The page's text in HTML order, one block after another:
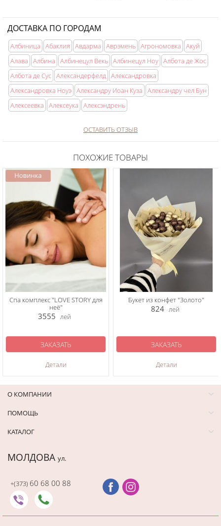
ДОСТАВКА ПО ГОРОДАМ
Албиница Абаклия Авдарма Аврэмень Агрономовка
Акуй
Алава
Албина Албинецул Векь Албинецул Ноу Албота де Жос
Албота де Сус Александерфелд Александровка
Александровка Ноуэ Александру Иоан Куза
Александру чел Бун
Алексеевка
Алексеука Алексэндрень
ОСТАВИТЬ ОТЗЫВ
ПОХОЖИЕ ТОВАРЫ
Спа комплекс "LOVE STORY для
неё"
3555 лей
Детали
ЗАКАЗАТЬ
Букет из конфет "Золото"
824 лей
Детали
ЗАКАЗАТЬ
О КОМПАНИИ
ПОМОЩЬ
КАТАЛОГ
МОЛДОВА ул.
+(373) 60 68 00 88